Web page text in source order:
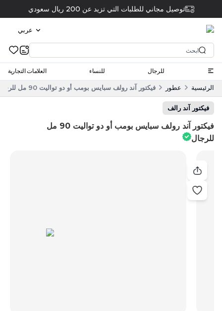
توصيل مجاني للطلبات التي تزيد عن 200 ريال سعودي
عربي
للرجال للنساء العلامات التجارية
الرئيسية عطور فيكتور آند رولف سبايس بومب أو دو تواليت 90 مل للرجال
فيكتور آند رالف
فيكتور آند رولف سبايس بومب أو دو تواليت 90 مل
للرجال